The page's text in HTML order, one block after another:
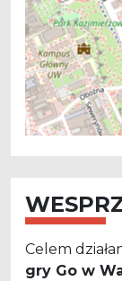
Celem
gry Go w